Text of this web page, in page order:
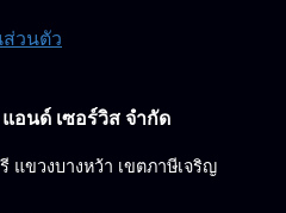
ส่วนตัว
อนด์ เซอร์วิส จำกัด
แขวงบางหว้า เขตภาษีเจริญ